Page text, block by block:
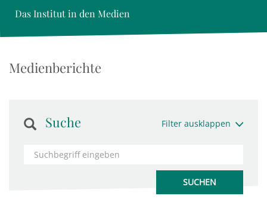
Das Institut in den Medien
Medienberichte
Suche Filter ausklappen